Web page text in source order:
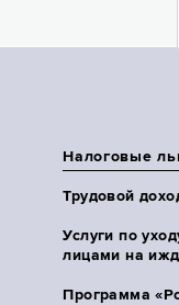
Налоговые
Трудовой
Услуги по
лицами на
Программа